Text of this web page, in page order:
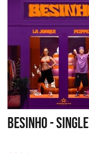
BESINHO - SINGLE